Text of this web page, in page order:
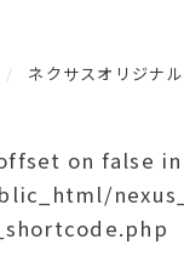
ネクサスオリジナ
on false in